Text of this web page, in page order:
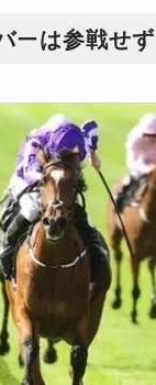
ーは参戦せず